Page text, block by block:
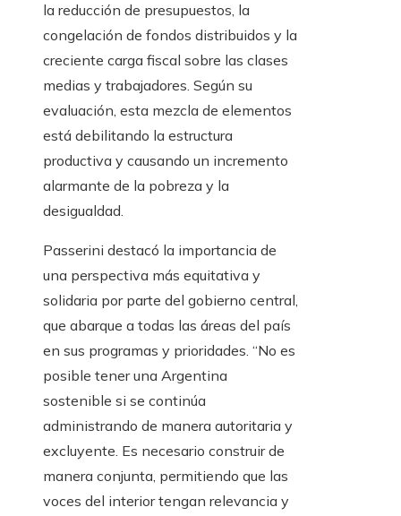
la reducción de presupuestos, la
congelación de fondos distribuidos y la
creciente carga fiscal sobre las clases
medias y trabajadores. Según su
evaluación, esta mezcla de elementos
está debilitando la estructura
productiva y causando un incremento
alarmante de la pobreza y la
desigualdad.
Passerini destacó la importancia de
una perspectiva más equitativa y
solidaria por parte del gobierno central,
que abarque a todas las áreas del país
en sus programas y prioridades. “No es
posible tener una Argentina
sostenible si se continúa
administrando de manera autoritaria y
excluyente. Es necesario construir de
manera conjunta, permitiendo que las
voces del interior tengan relevancia y